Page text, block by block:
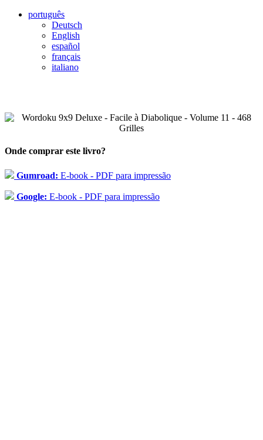
português
Deutsch
English
español
français
italiano
Onde comprar este livro?
Gumroad: E-book - PDF para impressão
Google: E-book - PDF para impressão